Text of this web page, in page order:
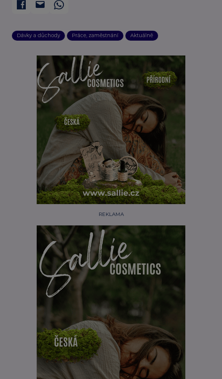
Dávky a důchody Práce, zaměstnání Aktuálně
REKLAMA